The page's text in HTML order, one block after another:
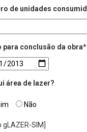
de unidades
para conclusão da obra*
área de lazer?
Não
gLAZER-SIM]